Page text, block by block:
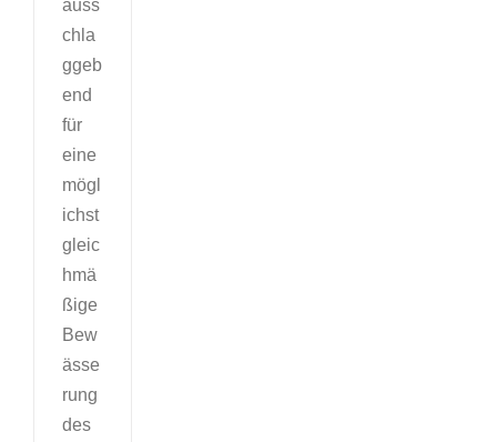
auss
chla
ggeb
end
für
eine
mögl
ichst
gleic
hmä
ßige
Bew
ässe
rung
des